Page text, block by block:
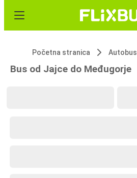
Početna stranica Autobus
Bus od Jajce do Međugorje